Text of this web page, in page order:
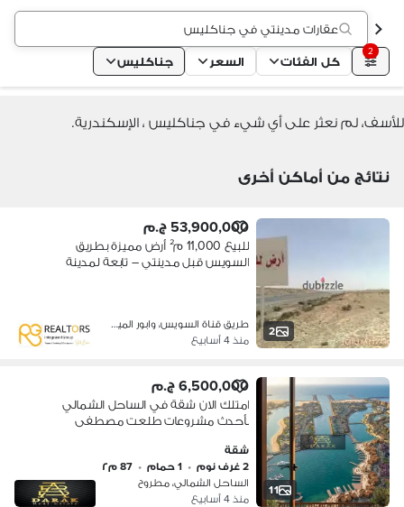
عقارات مدينتي في جناكليس
2
كل الفئات السعر جناكليس
للأسف، لم نعثر على أي شيء في جناكليس ، الإسكندرية.
نتائج من أماكن أخرى
2
53,900,000 ج.م
للبيع 11,000 م² أرض مميزة بطريق
السويس قبل مدينتي – تابعة لمدينة
طريق قناة السويس، وابور المياة
منذ 4 أسابيع
11
6,500,000 ج.م
امتلك الان شقة في الساحل الشمالي
بأحدث مشروعات طلعت مصطفى
وحمام
شقة
2 غرف نوم
• 1 حمام • 87 م٢
الساحل الشمالي، مطروح
منذ 4 أسابيع